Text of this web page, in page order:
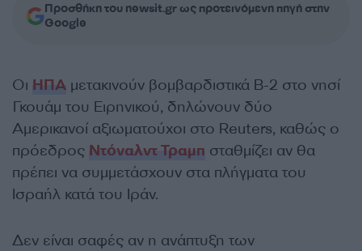
Προσθήκη του newsit.gr ως προτεινόμενη πηγή στην
Google
Οι ΗΠΑ μετακινούν βομβαρδιστικά B-2 στο νησί
Γκουάμ του Ειρηνικού, δηλώνουν δύο
Αμερικανοί αξιωματούχοι στο Reuters, καθώς ο
πρόεδρος Ντόναλντ Τραμπ σταθμίζει αν θα
πρέπει να συμμετάσχουν στα πλήγματα του
Ισραήλ κατά του Ιράν.
Δεν είναι σαφές αν η ανάπτυξη των